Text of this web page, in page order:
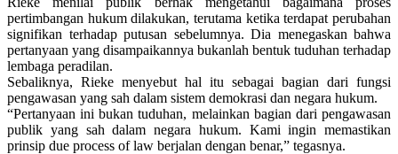
pertimbangan hukum dilakukan, terutama ketika terdapat perubahan
signifikan terhadap putusan sebelumnya. Dia menegaskan bahwa
pertanyaan yang disampaikannya bukanlah bentuk tuduhan terhadap
lembaga peradilan.
Sebaliknya, Rieke menyebut hal itu sebagai bagian dari fungsi
pengawasan yang sah dalam sistem demokrasi dan negara hukum.
“Pertanyaan ini bukan tuduhan, melainkan bagian dari pengawasan
publik yang sah dalam negara hukum. Kami ingin memastikan
prinsip due process of law berjalan dengan benar,” tegasnya.